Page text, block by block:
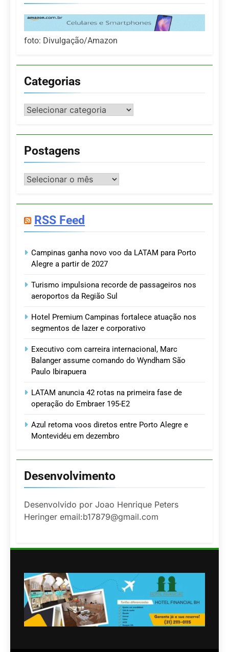
foto: Divulgação/Amazon
Categorias
Categorias
Postagens
Postagens
RSS Feed
Campinas ganha novo voo da LATAM para Porto
Alegre a partir de 2027
Turismo impulsiona recorde de passageiros nos
aeroportos da Região Sul
Hotel Premium Campinas fortalece atuação nos
segmentos de lazer e corporativo
Executivo com carreira internacional, Marc
Balanger assume comando do Wyndham São
Paulo Ibirapuera
LATAM anuncia 42 rotas na primeira fase de
operação do Embraer 195-E2
Azul retoma voos diretos entre Porto Alegre e
Montevidéu em dezembro
Desenvolvimento
Desenvolvido por Joao Henrique Peters
Heringer email:b17879@gmail.com